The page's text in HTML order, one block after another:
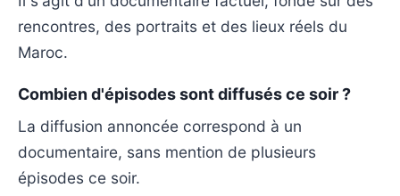
rencontres, des portraits et des lieux réels du
Maroc.
Combien d'épisodes sont diffusés ce soir ?
La diffusion annoncée correspond à un
documentaire, sans mention de plusieurs
épisodes ce soir.